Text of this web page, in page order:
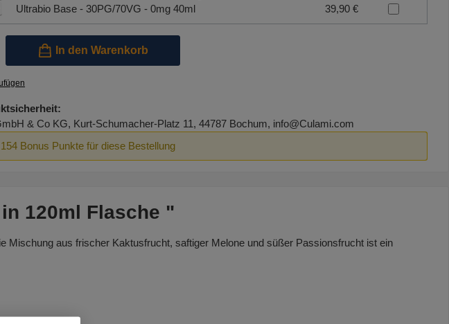
Ultrabio Base - 30PG/70VG - 0mg 40ml
39,90 €
In den Warenkorb
& Co KG, Kurt-Schumacher-Platz 11, 44787 Bochum, info@Culami.com
Bonus Punkte für diese Bestellung
120ml Flasche "
aus frischer Kaktusfrucht, saftiger Melone und süßer Passionsfrucht ist ein